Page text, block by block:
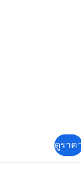
ดูราค